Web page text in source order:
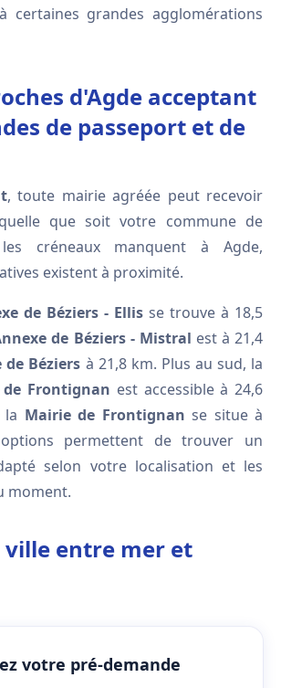
certaines grandes agglomérations
d'Agde acceptant
de passeport et de
, toute mairie agréée peut recevoir
que soit votre commune de
créneaux manquent à Agde,
existent à proximité.
de Béziers - Ellis se trouve à 18,5
de Béziers - Mistral est à 21,4
de Béziers à 21,8 km. Plus au sud, la
Frontignan est accessible à 24,6
la Mairie de Frontignan se situe à
permettent de trouver un
selon votre localisation et les
moment.
ville entre mer et
votre pré-demande